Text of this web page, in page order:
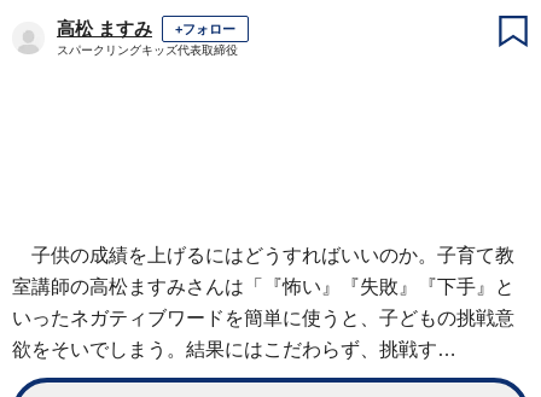
高松 ますみ +フォロー
スパークリングキッズ代表取締役
子供の成績を上げるにはどうすればいいのか。子育て教
室講師の高松ますみさんは「『怖い』『失敗』『下手』と
いったネガティブワードを簡単に使うと、子どもの挑戦意
欲をそいでしまう。結果にはこだわらず、挑戦す…